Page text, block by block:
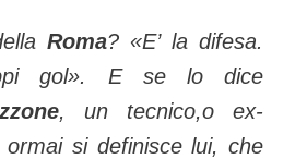
Roma? «E’ la difesa.
gol». E se lo dice
, un tecnico,o ex-
ormai si definisce lui, che